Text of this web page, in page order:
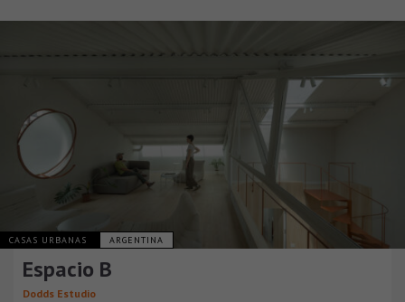
CASAS URBANAS ARGENTINA
Espacio B
Dodds Estudio